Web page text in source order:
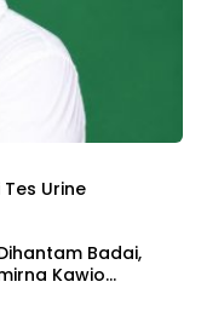
Urine
Badai,
Kawio